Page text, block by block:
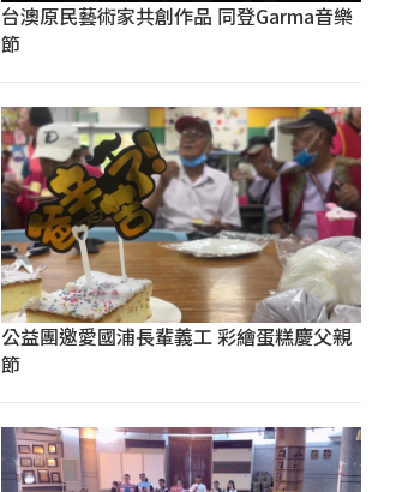
台澳原民藝術家共創作品 同登Garma音樂
節
公益團邀愛國浦長輩義工 彩繪蛋糕慶父親
節